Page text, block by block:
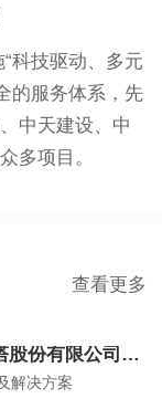
科技驱动、多元
的服务体系，先
中天建设、中
多项目。
查看更多
中国铁塔股份有限公司移动基站15KW备电设备顺利交付
解决方案